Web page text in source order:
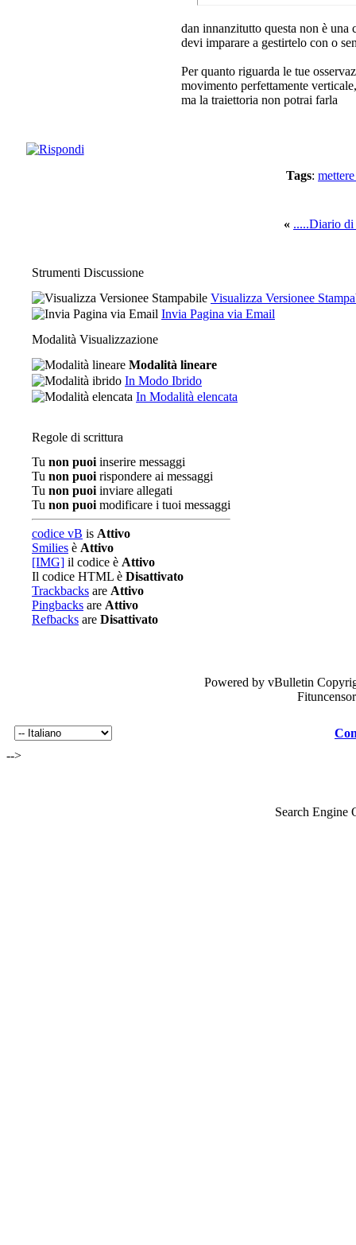
dan innanzitutto questa non è
devi imparare a gestirtelo con o
Per quanto riguarda le tue
movimento perfettamente
ma la traiettoria non potrai farla
Tags:
« .....Diario di
Strumenti Discussione
Visualizza Versionee
Invia Pagina via Email
Modalità Visualizzazione
Modalità lineare
In Modo Ibrido
In Modalità elencata
Regole di scrittura
Tu non puoi inserire messaggi
Tu non puoi rispondere ai messaggi
Tu non puoi inviare allegati
Tu non puoi modificare i tuoi messaggi
codice vB is Attivo
Smilies è Attivo
[IMG] il codice è Attivo
Il codice HTML è Disattivato
Trackbacks are Attivo
Pingbacks are Attivo
Refbacks are Disattivato
Powered by vBulletin
-->
Search Engine